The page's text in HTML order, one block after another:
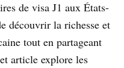
de visa J1 aux États-
découvrir la richesse et
tout en partageant
article explore les